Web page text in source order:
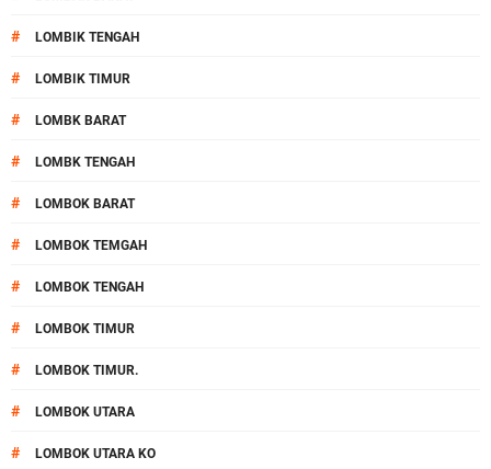
# LOMBIK TENGAH
# LOMBIK TIMUR
# LOMBK BARAT
# LOMBK TENGAH
# LOMBOK BARAT
# LOMBOK TEMGAH
# LOMBOK TENGAH
# LOMBOK TIMUR
# LOMBOK TIMUR.
# LOMBOK UTARA
# LOMBOK UTARA KO